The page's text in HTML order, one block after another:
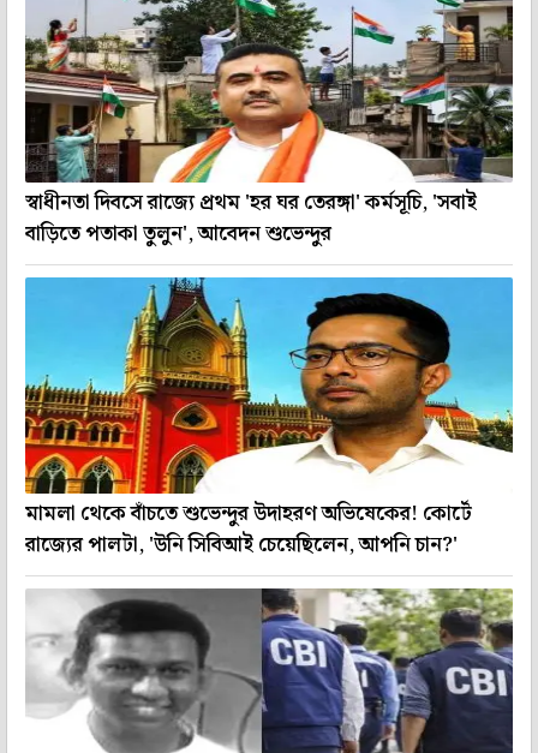
স্বাধীনতা দিবসে রাজ্যে প্রথম 'হর ঘর তেরঙ্গা' কর্মসূচি, 'সবাই
বাড়িতে পতাকা তুলুন', আবেদন শুভেন্দুর
মামলা থেকে বাঁচতে শুভেন্দুর উদাহরণ অভিষেকের! কোর্টে
রাজ্যের পালটা, 'উনি সিবিআই চেয়েছিলেন, আপনি চান?'